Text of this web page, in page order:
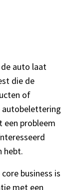
auto laat
die de
of
autobelettering
probleem
hebt.
business is
met een